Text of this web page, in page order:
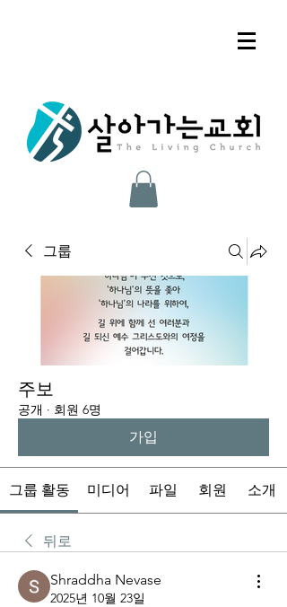
그룹
주보
공개 · 회원 6명
가입
그룹 활동 미디어 파일 회원 소개
뒤로
Shraddha Nevase
2025년 10월 23일